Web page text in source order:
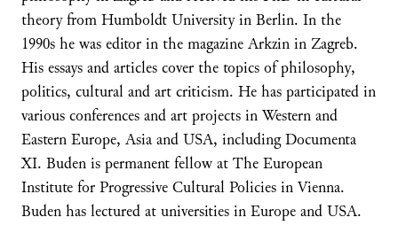
theory from Humboldt University in Berlin. In the
1990s he was editor in the magazine Arkzin in Zagreb.
His essays and articles cover the topics of philosophy,
politics, cultural and art criticism. He has participated in
various conferences and art projects in Western and
Eastern Europe, Asia and USA, including Documenta
XI. Buden is permanent fellow at The European
Institute for Progressive Cultural Policies in Vienna.
Buden has lectured at universities in Europe and USA.